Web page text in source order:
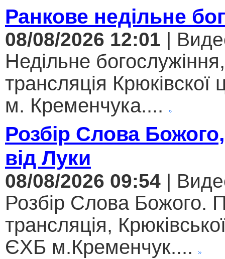
Ранкове недільне
08/08/2026 12:01 |
Недільне
трансляція
м. Кременчука....
Розбір Слова
від Луки
08/08/2026 09:54 |
Розбір Слова Божого.
трансляція,
ЄХБ м.Кременчук....